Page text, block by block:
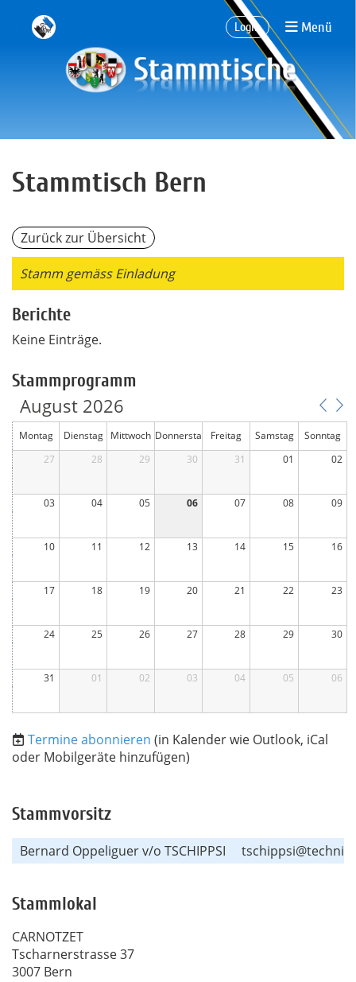
Login Menü
Stammtisch Bern
Zurück zur Übersicht
Stamm gemäss Einladung
Berichte
Keine Einträge.
Stammprogramm
August 2026
Montag Dienstag Mittwoch Donnersta
Freitag Samstag
Sonntag
27
28 29 30 31 01 02
03 04 05 06 07 08 09
10 11 12 13 14 15 16
17 18 19 20 21 22 23
24 25 26 27 28 29 30
31 01 02 03 04 05 06
Termine abonnieren (in Kalender wie Outlook, iCal
oder Mobilgeräte hinzufügen)
Stammvorsitz
Bernard Oppeliguer v/o TSCHIPPSI
Stammlokal
CARNOTZET
Tscharnerstrasse 37
3007 Bern